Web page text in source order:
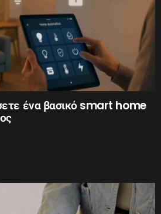
ένα βασικό smart home